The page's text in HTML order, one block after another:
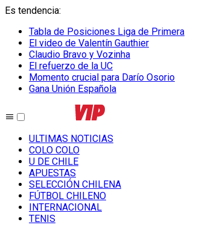
Es tendencia:
Tabla de Posiciones Liga de Primera
El video de Valentín Gauthier
Claudio Bravo y Vozinha
El refuerzo de la UC
Momento crucial para Darío Osorio
Gana Unión Española
ULTIMAS NOTICIAS
COLO COLO
U DE CHILE
APUESTAS
SELECCIÓN CHILENA
FÚTBOL CHILENO
INTERNACIONAL
TENIS